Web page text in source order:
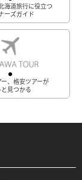
海道旅行に役立つ
ーズガイド
ー、格安ツアーが
見つかる